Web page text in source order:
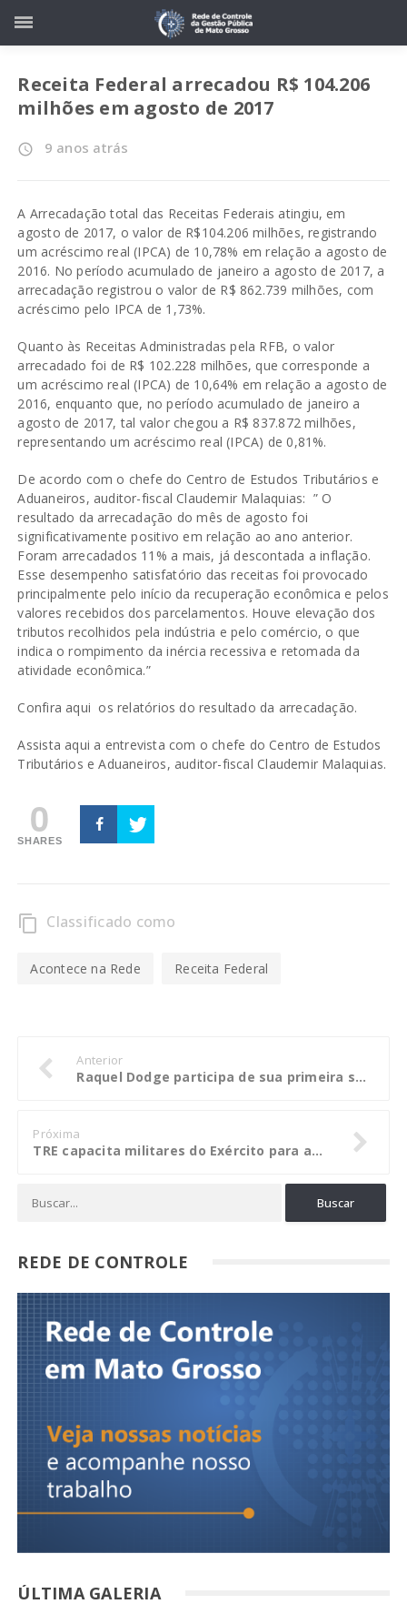
Receita Federal arrecadou R$ 104.206
milhões em agosto de 2017
access_time 9 anos atrás
A Arrecadação total das Receitas Federais atingiu, em
agosto de 2017, o valor de R$104.206 milhões, registrando
um acréscimo real (IPCA) de 10,78% em relação a agosto de
2016. No período acumulado de janeiro a agosto de 2017, a
arrecadação registrou o valor de R$ 862.739 milhões, com
acréscimo pelo IPCA de 1,73%.
Quanto às Receitas Administradas pela RFB, o valor
arrecadado foi de R$ 102.228 milhões, que corresponde a
um acréscimo real (IPCA) de 10,64% em relação a agosto de
2016, enquanto que, no período acumulado de janeiro a
agosto de 2017, tal valor chegou a R$ 837.872 milhões,
representando um acréscimo real (IPCA) de 0,81%.
De acordo com o chefe do Centro de Estudos Tributários e
Aduaneiros, auditor-fiscal Claudemir Malaquias: ” O
resultado da arrecadação do mês de agosto foi
significativamente positivo em relação ao ano anterior.
Foram arrecadados 11% a mais, já descontada a inflação.
Esse desempenho satisfatório das receitas foi provocado
principalmente pelo início da recuperação econômica e pelos
valores recebidos dos parcelamentos. Houve elevação dos
tributos recolhidos pela indústria e pelo comércio, o que
indica o rompimento da inércia recessiva e retomada da
atividade econômica.”
Confira aqui os relatórios do resultado da arrecadação.
Assista aqui a entrevista com o chefe do Centro de Estudos
Tributários e Aduaneiros, auditor-fiscal Claudemir Malaquias.
0
SHARES
content_copy Classificado como
Acontece na Rede Receita Federal
Anterior
Raquel Dodge participa de sua primeira sessão no STF como PGR
Próxima
TRE capacita militares do Exército para auxiliar na biometria em Cuiabá
REDE DE CONTROLE
ÚLTIMA GALERIA